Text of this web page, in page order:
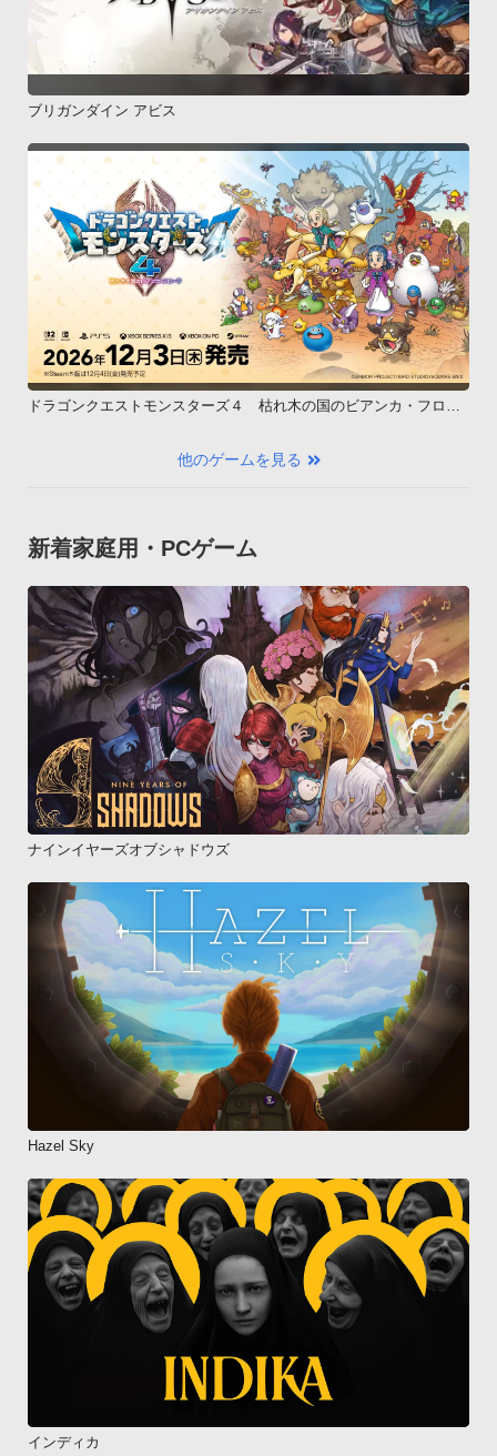
ブリガンダイン アビス
ドラゴンクエストモンスターズ４ 枯れ木の国のビアンカ・フロー
他のゲームを見る
新着家庭用・PCゲーム
ナインイヤーズオブシャドウズ
Hazel Sky
インディカ